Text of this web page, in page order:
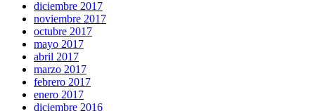
diciembre 2017
noviembre 2017
octubre 2017
mayo 2017
abril 2017
marzo 2017
febrero 2017
enero 2017
diciembre 2016